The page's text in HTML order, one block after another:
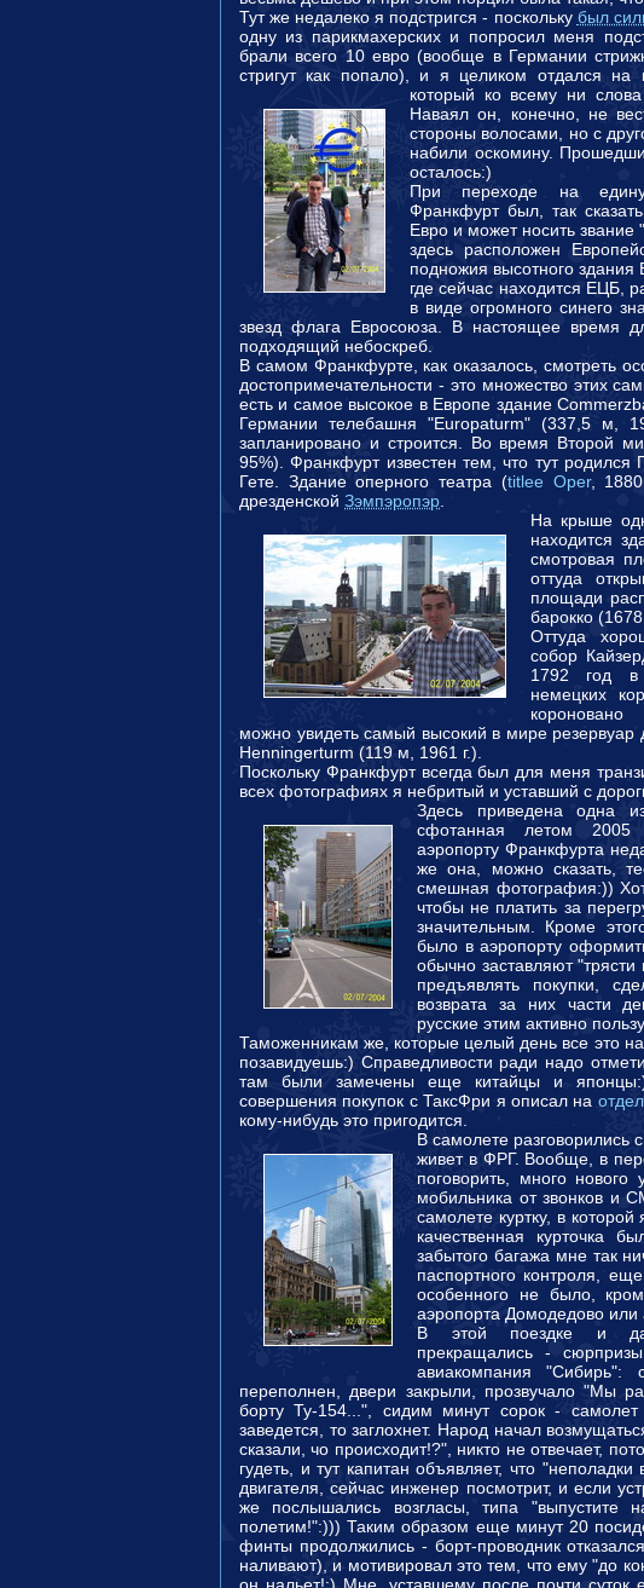
Тут же недалеко я подстригся - поскольку был
одну из парикмахерских и попросил меня
брали всего 10 евро (вообще в Германии
стригут как попало), и я целиком отдался на
который ко всему ни
Наваял он, конечно, не
стороны волосами, но с
набили оскомину.
осталось:)
При переходе на
Франкфурт был, так
Евро и может носить
здесь расположен
подножия высотного здания
где сейчас находится ЕЦБ,
в виде огромного синего
звезд флага Евросоюза. В настоящее время
подходящий небоскреб.
В самом Франкфурте, как оказалось, смотреть
достопримечательности - это множество этих
есть и самое высокое в Европе здание
Германии телебашня "Europaturm" (337,5 м,
запланировано и строится. Во время Второй
95%). Франкфурт известен тем, что тут
Гете. Здание оперного театра (titlee Oper,
дрезденской Зэмпэропэр
На крыше
находится
смотровая
оттуда
площади
барокко (1678
Оттуда
собор
1792 год
немецких
можно увидеть самый высокий в мире
Henningerturm (119 м, 1961 г.).
Поскольку Франкфурт всегда был для меня
всех фотографиях я небритый и уставший с
Здесь приведена одна
сфотанная летом
аэропорту Франкфурта
же она, можно сказать,
смешная фотография:))
чтобы не платить за
значительным. Кроме
было в аэропорту
обычно заставляют
предъявлять покупки,
возврата за них части
русские этим активно
Таможенникам же, которые целый день все это
позавидуешь:) Справедливости ради надо
там были замечены еще китайцы и японцы:)
совершения покупок с ТаксФри я описал на
кому-нибудь это пригодится.
В самолете разговорились
живет в ФРГ. Вообще, в
поговорить, много
мобильника от звонков и
самолете куртку, в
качественная
забытого багажа мне так
паспортного контроля,
особенного не было,
аэропорта Домодедово или
В этой поездке и
прекращались -
авиакомпания
переполнен, двери закрыли, прозвучало "Мы
борту Ту-154...", сидим минут сорок -
заведется, то заглохнет. Народ начал
сказали, чо происходит!?", никто не отвечает,
гудеть, и тут капитан объявляет, что "неполадки
двигателя, сейчас инженер посмотрит, и если
же послышались возгласы, типа
полетим!":))) Таким образом еще минут 20
финты продолжились - борт-проводник
наливают), и мотивировал это тем, что ему "до